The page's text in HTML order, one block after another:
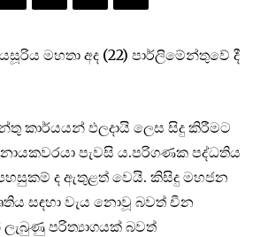
මහතා අද (22) පාර්ලිමේන්තුවේ දී
කාර්යයන් ඵලදායි ලෙස සිදු කිරීමට
පැවසි ය.පරිගණක පද්ධතිය
ද ඇතුළත් වෙයි. කිසිදු මහජන
සඳහා වැය නොවූ බවත් චීන
පරිත්‍යාගයක් බවත්